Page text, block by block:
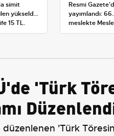
simit
yükseldi:
15 TL,
25 TL'ye
Resmi
yayımlandı: 66
meslekte
Yeterlilik
'Türk
düzenlenen 'Türk